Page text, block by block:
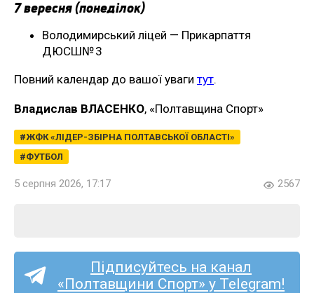
7 вересня (понеділок)
Володимирський ліцей — Прикарпаття
ДЮСШ№ 3
Повний календар до вашої уваги тут.
Владислав ВЛАСЕНКО, «Полтавщина Спорт»
ЖФК «ЛІДЕР-ЗБІРНА ПОЛТАВСЬКОЇ ОБЛАСТІ»
ФУТБОЛ
5 серпня 2026, 17:17 2567
Підписуйтесь на канал
«Полтавщини Спорт» у Telegram!